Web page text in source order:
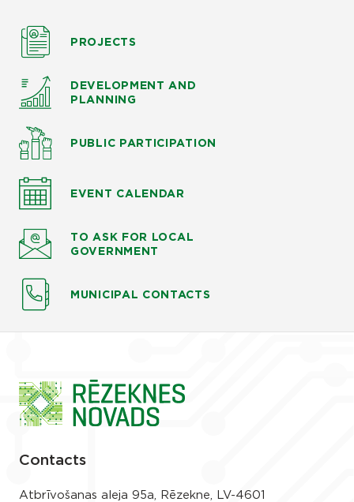
PROJECTS
DEVELOPMENT AND
PLANNING
PUBLIC PARTICIPATION
EVENT CALENDAR
TO ASK FOR LOCAL
GOVERNMENT
MUNICIPAL CONTACTS
Contacts
Atbrīvošanas aleja 95a, Rēzekne, LV-4601